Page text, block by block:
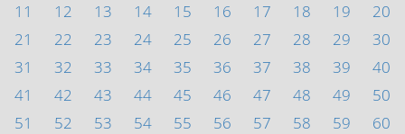
11
12 13 14 15 16 17 18 19
20
21
22 23 24 25 26 27 28 29
30
31
32 33 34 35 36 37 38 39
40
41
42 43 44 45 46 47 48 49
50
51
52 53 54 55 56 57 58 59
60